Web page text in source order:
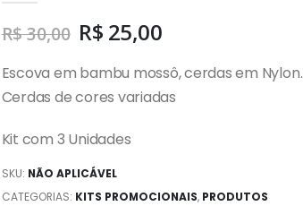
R$30,00 R$ 25,00
Escova em bambu mossô, cerdas em Nylon.
Cerdas de cores variadas
Kit com 3 Unidades
SKU: NÃO APLICÁVEL
CATEGORIAS: KITS PROMOCIONAIS, PRODUTOS